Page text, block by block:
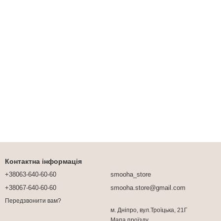
Контактна інформація
+38063-640-60-60
+38067-640-60-60
Передзвонити вам?
smooha_store
smooha.store@gmail.com
м. Дніпро, вул.Троїцька, 21Г